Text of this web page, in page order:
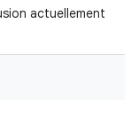
actuellement